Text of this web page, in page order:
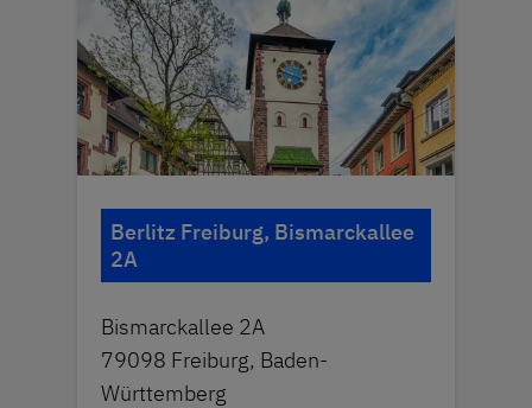
Berlitz Freiburg, Bismarckallee
2A
Bismarckallee 2A
79098 Freiburg, Baden-
Württemberg